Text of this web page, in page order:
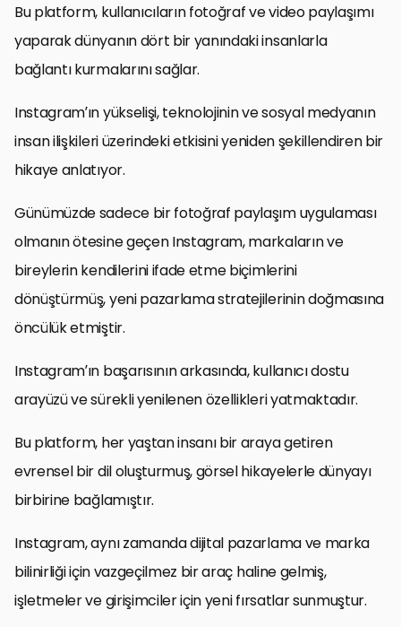
Bu platform, kullanıcıların fotoğraf ve video paylaşımı
yaparak dünyanın dört bir yanındaki insanlarla
bağlantı kurmalarını sağlar.
Instagram’ın yükselişi, teknolojinin ve sosyal medyanın
insan ilişkileri üzerindeki etkisini yeniden şekillendiren bir
hikaye anlatıyor.
Günümüzde sadece bir fotoğraf paylaşım uygulaması
olmanın ötesine geçen Instagram, markaların ve
bireylerin kendilerini ifade etme biçimlerini
dönüştürmüş, yeni pazarlama stratejilerinin doğmasına
öncülük etmiştir.
Instagram’ın başarısının arkasında, kullanıcı dostu
arayüzü ve sürekli yenilenen özellikleri yatmaktadır.
Bu platform, her yaştan insanı bir araya getiren
evrensel bir dil oluşturmuş, görsel hikayelerle dünyayı
birbirine bağlamıştır.
Instagram, aynı zamanda dijital pazarlama ve marka
bilinirliği için vazgeçilmez bir araç haline gelmiş,
işletmeler ve girişimciler için yeni fırsatlar sunmuştur.